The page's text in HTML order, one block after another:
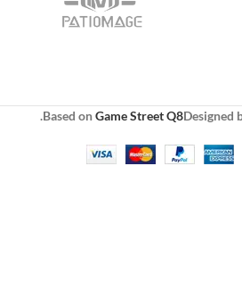
Based onGame Street Q8Designed
.